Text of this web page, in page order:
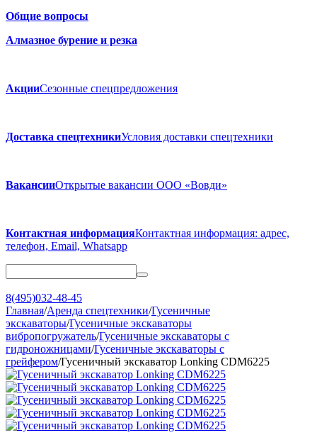
Общие вопросы
Алмазное бурение и резка
АкцииСезонные спецпредложения
Доставка спецтехникиУсловия доставки спецтехники
ВакансииОткрытые вакансии ООО «Вовди»
Контактная информацияКонтактная информация: адрес,
телефон, Email, Whatsapp
8(495)032-48-45
Главная/Аренда спецтехники/Гусеничные
экскаваторы/Гусеничные экскаваторы
вибропогружатель/Гусеничные экскаваторы с
гидроножницами/Гусеничные экскаваторы с
грейфером/Гусеничный экскаватор Lonking CDM6225